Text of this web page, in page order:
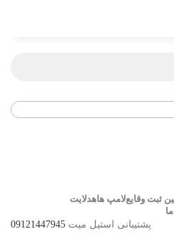
ثبت وقایعلامپ هاهدلایت
پشتیبانی استیل میت 09121447945